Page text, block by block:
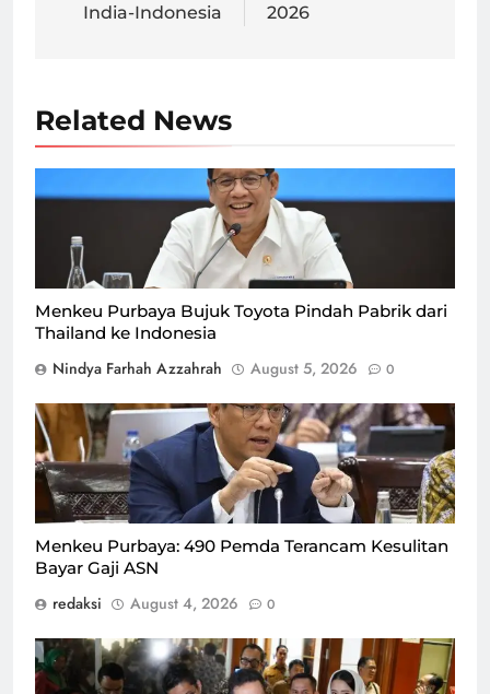
India-Indonesia
2026
Related News
Menkeu Purbaya diketahui tengah membujuk Toyota
untuk memindahkan pabrik ke Indonesia dari
Thailand/Foto : Dok. Kemenkeu RI
Menkeu Purbaya Bujuk Toyota Pindah Pabrik dari
Thailand ke Indonesia
Nindya Farhah Azzahrah August 5, 2026 0
Menteri Keuangan Purbaya Yudhi Sadewa ungkap 490
pemda terancam kesulitan bayar gaji ASN/Foto : Dok.
Kemenkeu RI
Menkeu Purbaya: 490 Pemda Terancam Kesulitan
Bayar Gaji ASN
redaksi August 4, 2026 0